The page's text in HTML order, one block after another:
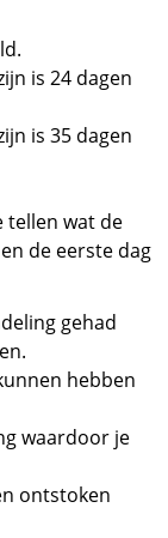
is 24 dagen
is 35 dagen
tellen wat de
de eerste dag
gehad
hebben
waardoor je
ontstoken